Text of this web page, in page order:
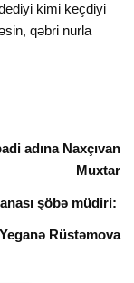
kimi keçdiyi
qəbri nurla
Naxçıvan
Muxtar
şöbə müdiri:
Yeganə Rüstəmova